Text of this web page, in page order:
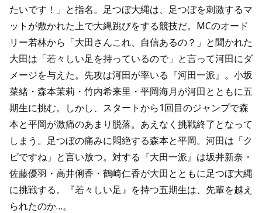
たいです！」と指名。足つぼ大縄は、足つぼを刺激するマ
ットが敷かれた上で大縄跳びをする競技だ。MCのオード
リー若林から「大田さんこれ、自信あるの？」と聞かれた
大田は「若々しい足を持っているので」と言って河田にダ
メージを与えた。先攻は河田が率いる『河田一派』。小坂
菜緒・森本茉莉・竹内希来里・平岡海月が河田とともに五
期生に挑む。しかし、スタートから1回目のジャンプで森
本と平岡が激痛のあまり脱落。あえなく挑戦終了となって
しまう。足つぼの痛みに悶絶する森本と平岡。河田は「ク
ビですね」と言い放つ。対する『大田一派』は坂井新奈・
佐藤優羽・高井俐香・鶴崎仁香が大田とともに足つぼ大縄
に挑戦する。『若々しい足』を持つ五期生は、先輩を越え
られたのか…。